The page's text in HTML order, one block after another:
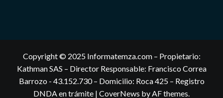
Copyright © 2025 Informatemza.com – Propietario:
Kathman SAS – Director Responsable: Francisco Correa
Barrozo - 43.152.730 – Domicilio: Roca 425 – Registro
DNDA en trámite | CoverNews by AF themes.